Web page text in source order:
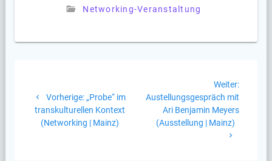
Networking-Veranstaltung
Vorherige: Vorheriger
Beitrag:
„Probe“ im
transkulturellen Kontext
(Networking | Mainz)
Weiter:
Austellungsgespräch mit
Ari Benjamin Meyers
(Ausstellung | Mainz)